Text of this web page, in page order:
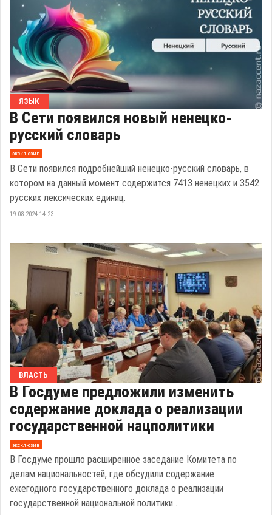
ЯЗЫК
В Сети появился новый ненецко-
русский словарь
эксклюзив
В Сети появился подробнейший ненецко-русский словарь, в
котором на данный момент содержится 7413 ненецких и 3542
русских лексических единиц.
19.08.2024 14:23
ВЛАСТЬ
В Госдуме предложили изменить
содержание доклада о реализации
государственной нацполитики
эксклюзив
В Госдуме прошло расширенное заседание Комитета по
делам национальностей, где обсудили содержание
ежегодного государственного доклада о реализации
государственной национальной политики ...